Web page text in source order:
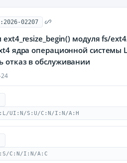
02207
модуля fs/
ядра операционной системы
в обслуживании
UI:N/S:U/C:N/I:N/A:H
C:N/I:N/A:C